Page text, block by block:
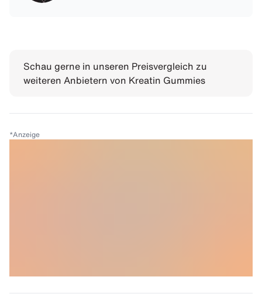
Schau gerne in unseren Preisvergleich zu
weiteren Anbietern von Kreatin Gummies
*Anzeige